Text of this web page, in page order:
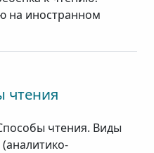
на иностранном
чтения
чтения. Виды